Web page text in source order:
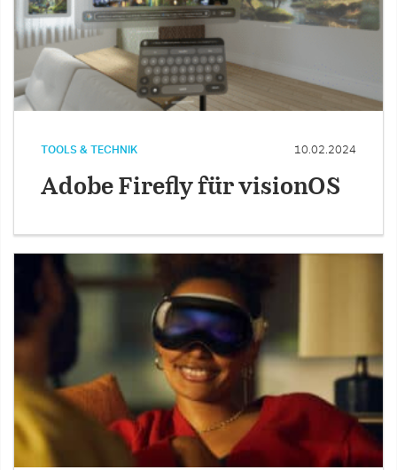
TOOLS & TECHNIK 10.02.2024
Adobe Firefly für visionOS